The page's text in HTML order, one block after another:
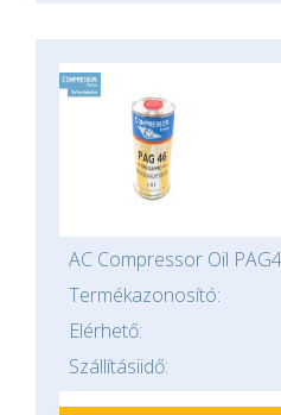
AC Compressor Oil
Termékazonosító:
Elérhető:
Szállításiidő: